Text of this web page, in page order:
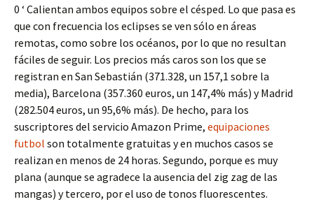
0 ‘ Calientan ambos equipos sobre el césped. Lo que pasa es
que con frecuencia los eclipses se ven sólo en áreas
remotas, como sobre los océanos, por lo que no resultan
fáciles de seguir. Los precios más caros son los que se
registran en San Sebastián (371.328, un 157,1 sobre la
media), Barcelona (357.360 euros, un 147,4% más) y Madrid
(282.504 euros, un 95,6% más). De hecho, para los
suscriptores del servicio Amazon Prime, equipaciones
futbol son totalmente gratuitas y en muchos casos se
realizan en menos de 24 horas. Segundo, porque es muy
plana (aunque se agradece la ausencia del zig zag de las
mangas) y tercero, por el uso de tonos fluorescentes.